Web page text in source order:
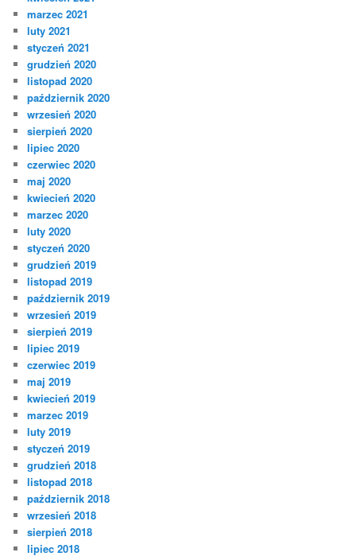
marzec 2021
luty 2021
styczeń 2021
grudzień 2020
listopad 2020
październik 2020
wrzesień 2020
sierpień 2020
lipiec 2020
czerwiec 2020
maj 2020
kwiecień 2020
marzec 2020
luty 2020
styczeń 2020
grudzień 2019
listopad 2019
październik 2019
wrzesień 2019
sierpień 2019
lipiec 2019
czerwiec 2019
maj 2019
kwiecień 2019
marzec 2019
luty 2019
styczeń 2019
grudzień 2018
listopad 2018
październik 2018
wrzesień 2018
sierpień 2018
lipiec 2018